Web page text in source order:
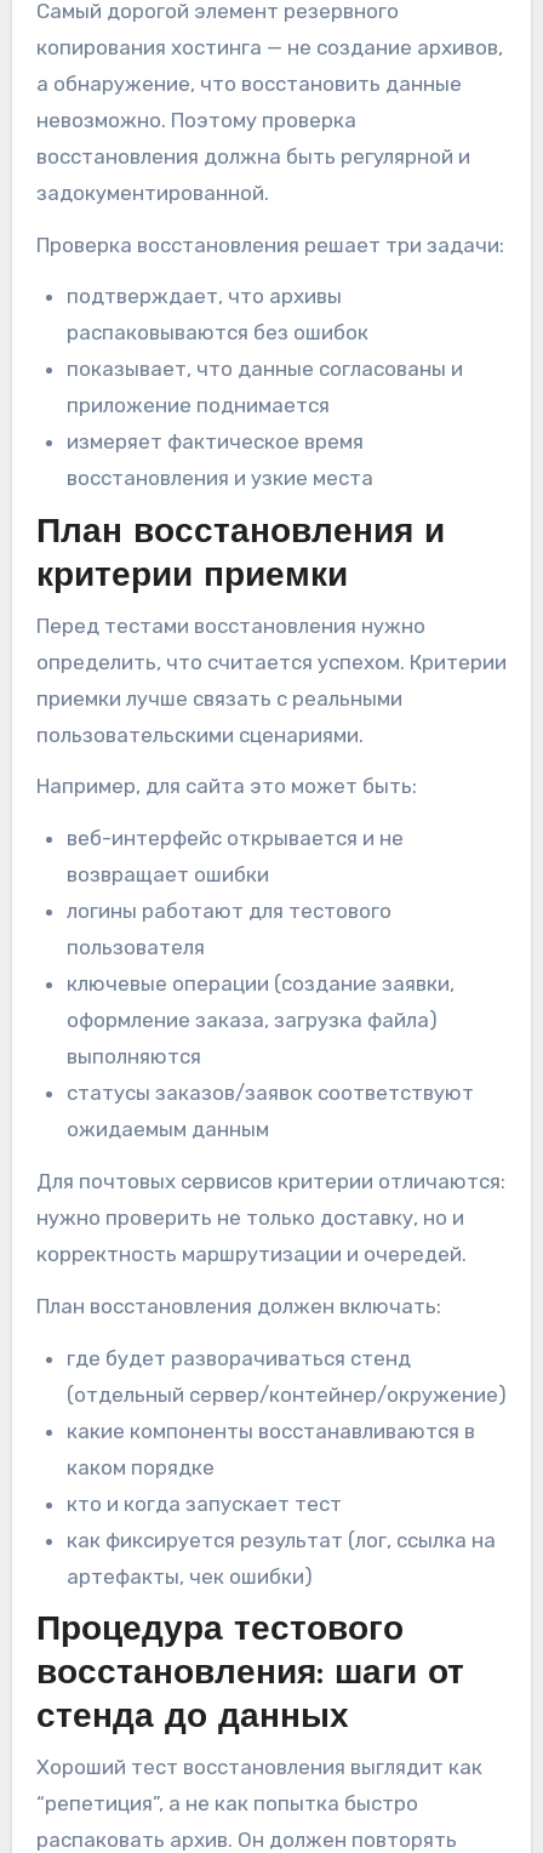
Самый дорогой элемент резервного
копирования хостинга — не создание архивов,
а обнаружение, что восстановить данные
невозможно. Поэтому проверка
восстановления должна быть регулярной и
задокументированной.
Проверка восстановления решает три задачи:
подтверждает, что архивы
распаковываются без ошибок
показывает, что данные согласованы и
приложение поднимается
измеряет фактическое время
восстановления и узкие места
План восстановления и
критерии приемки
Перед тестами восстановления нужно
определить, что считается успехом. Критерии
приемки лучше связать с реальными
пользовательскими сценариями.
Например, для сайта это может быть:
веб-интерфейс открывается и не
возвращает ошибки
логины работают для тестового
пользователя
ключевые операции (создание заявки,
оформление заказа, загрузка файла)
выполняются
статусы заказов/заявок соответствуют
ожидаемым данным
Для почтовых сервисов критерии отличаются:
нужно проверить не только доставку, но и
корректность маршрутизации и очередей.
План восстановления должен включать:
где будет разворачиваться стенд
(отдельный сервер/контейнер/окружение)
какие компоненты восстанавливаются в
каком порядке
кто и когда запускает тест
как фиксируется результат (лог, ссылка на
артефакты, чек ошибки)
Процедура тестового
восстановления: шаги от
стенда до данных
Хороший тест восстановления выглядит как
“репетиция”, а не как попытка быстро
распаковать архив. Он должен повторять